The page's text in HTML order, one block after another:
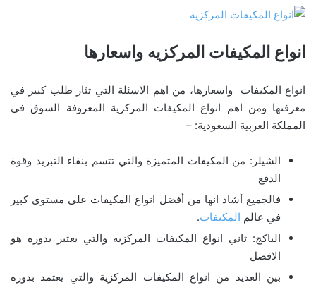
انواع المكيفات المركزيه واسعارها
انواع المكيفات واسعارها، من اهم الاسئلة التي تثار طلب كبير في
معرفتها ومن اهم انواع المكيفات المركزية المعروفة السوق في
المملكة العربية السعودية: –
الشيلر: من المكيفات المتميزة والتي تتسم بنقاء التبريد وقوة
الدفع
فالجميع أشاد انها من أفضل انواع المكيفات على مستوى كبير
في عالم المكيفات.
الباكج: ثاني انواع المكيفات المركزيه والتي يعتبر بدوره هو
الافضل
بين العديد من انواع المكيفات المركزية والتي يعتمد بدوره